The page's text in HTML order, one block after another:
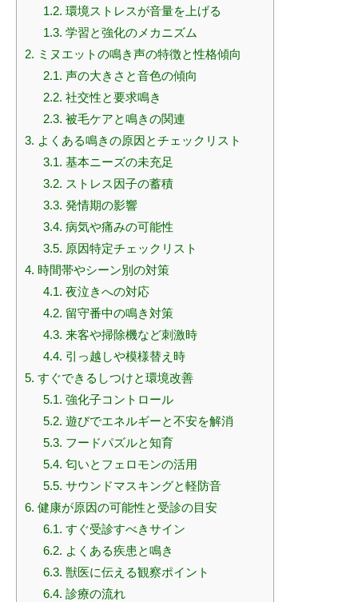
1.2. 環境ストレスが音量を上げる
1.3. 学習と強化のメカニズム
2. ミヌエットの鳴き声の特徴と性格傾向
2.1. 声の大きさと音色の傾向
2.2. 社交性と要求鳴き
2.3. 被毛ケアと鳴きの関連
3. よくある鳴きの原因とチェックリスト
3.1. 基本ニーズの未充足
3.2. ストレス因子の蓄積
3.3. 発情期の影響
3.4. 病気や痛みの可能性
3.5. 原因特定チェックリスト
4. 時間帯やシーン別の対策
4.1. 夜泣きへの対応
4.2. 留守番中の鳴き対策
4.3. 来客や掃除機など刺激時
4.4. 引っ越しや模様替え時
5. すぐできるしつけと環境改善
5.1. 強化子コントロール
5.2. 遊びでエネルギーと不安を解消
5.3. フードパズルと知育
5.4. 匂いとフェロモンの活用
5.5. サウンドマスキングと軽防音
6. 健康が原因の可能性と受診の目安
6.1. すぐ受診すべきサイン
6.2. よくある疾患と鳴き
6.3. 獣医に伝える観察ポイント
6.4. 診療の流れ